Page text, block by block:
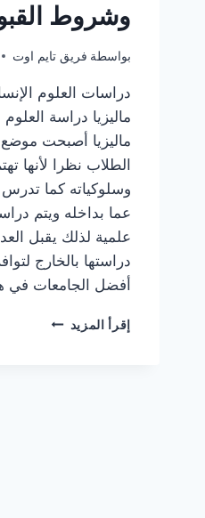
وشروط
بواسطة فريق تايم اوت
دراسات العلوم
ماليزيا دراسة
ماليزيا أصبحت
الطلاب نظرا لأنها
وسلوكياته كما تدرس
عما بداخله ويتم
علمية لذلك يقبل
دراستها بالخارج
أفضل الجامعات في
إقرأ المزيد دراسة